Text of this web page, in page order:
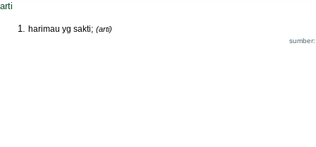
arti
harimau yg sakti; (arti)